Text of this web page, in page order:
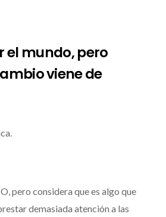
el mundo, pero
viene de
pero considera que es algo que
demasiada atención a las